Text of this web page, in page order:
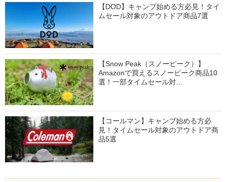
【DOD】キャンプ始める方必見！タイ
ムセール対象のアウトドア商品7選
【Snow Peak（スノーピーク）】
Amazonで買えるスノーピーク商品10
選！一部タイムセール対…
【コールマン】キャンプ始める方必
見！タイムセール対象のアウトドア商
品5選